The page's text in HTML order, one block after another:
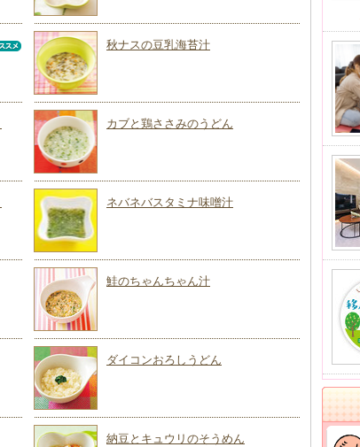
秋ナスの豆乳海苔汁
カブと鶏ささみのうどん
ネバネバスタミナ味噌汁
鮭のちゃんちゃん汁
ダイコンおろしうどん
納豆とキュウリのそうめん